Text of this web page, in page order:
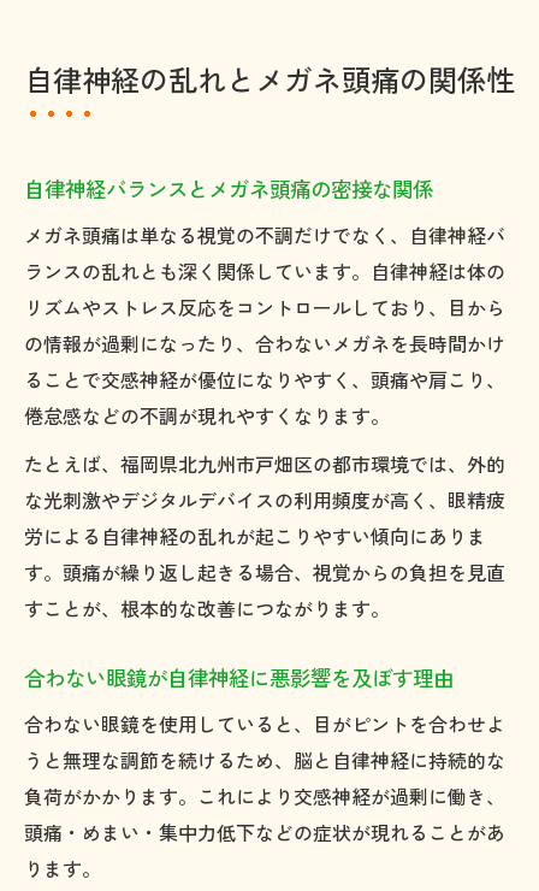
自律神経の乱れとメガネ頭痛の関係性
自律神経バランスとメガネ頭痛の密接な関係
メガネ頭痛は単なる視覚の不調だけでなく、自律神経バ
ランスの乱れとも深く関係しています。自律神経は体の
リズムやストレス反応をコントロールしており、目から
の情報が過剰になったり、合わないメガネを長時間かけ
ることで交感神経が優位になりやすく、頭痛や肩こり、
倦怠感などの不調が現れやすくなります。
たとえば、福岡県北九州市戸畑区の都市環境では、外的
な光刺激やデジタルデバイスの利用頻度が高く、眼精疲
労による自律神経の乱れが起こりやすい傾向にありま
す。頭痛が繰り返し起きる場合、視覚からの負担を見直
すことが、根本的な改善につながります。
合わない眼鏡が自律神経に悪影響を及ぼす理由
合わない眼鏡を使用していると、目がピントを合わせよ
うと無理な調節を続けるため、脳と自律神経に持続的な
負荷がかかります。これにより交感神経が過剰に働き、
頭痛・めまい・集中力低下などの症状が現れることがあ
ります。